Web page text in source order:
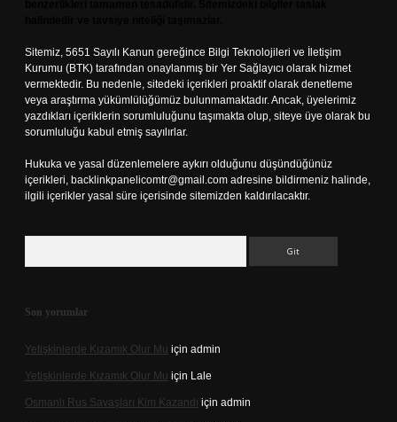
Sitemiz, 5651 Sayılı Kanun gereğince Bilgi Teknolojileri ve İletişim
Kurumu (BTK) tarafından onaylanmış bir Yer Sağlayıcı olarak hizmet
vermektedir. Bu nedenle, sitedeki içerikleri proaktif olarak denetleme
veya araştırma yükümlülüğümüz bulunmamaktadır. Ancak, üyelerimiz
yazdıkları içeriklerin sorumluluğunu taşımakta olup, siteye üye olarak bu
sorumluluğu kabul etmiş sayılırlar.
Hukuka ve yasal düzenlemelere aykırı olduğunu düşündüğünüz
içerikleri, backlinkpanelicomtr@gmail.com adresine bildirmeniz halinde,
ilgili içerikler yasal süre içerisinde sitemizden kaldırılacaktır.
Son yorumlar
Yetişkinlerde Kızamık Olur Mu için admin
Yetişkinlerde Kızamık Olur Mu için Lale
Osmanlı Rus Savaşları Kim Kazandı için admin